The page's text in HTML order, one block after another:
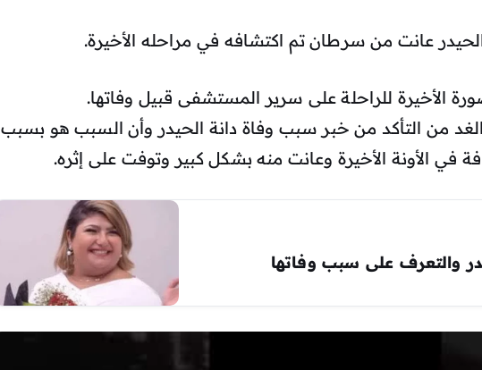
الحيدر عانت من سرطان تم اكتشافه في مراحله الأخيرة.
الأخيرة للراحلة على سرير المستشفى قبيل وفاتها.
من التأكد من خبر سبب وفاة دانة الحيدر وأن السبب هو بسبب
في الأونة الأخيرة وعانت منه بشكل كبير وتوفت على إثره.
والتعرف على سبب وفاتها